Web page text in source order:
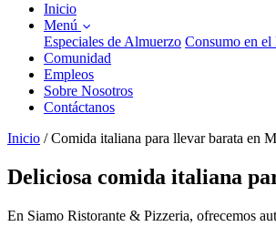
Inicio
Menú
Especiales de Almuerzo Consumo en el
Comunidad
Empleos
Sobre Nosotros
Contáctanos
Inicio / Comida italiana para llevar barata en
Deliciosa comida italiana
En Siamo Ristorante & Pizzeria, ofrecemos